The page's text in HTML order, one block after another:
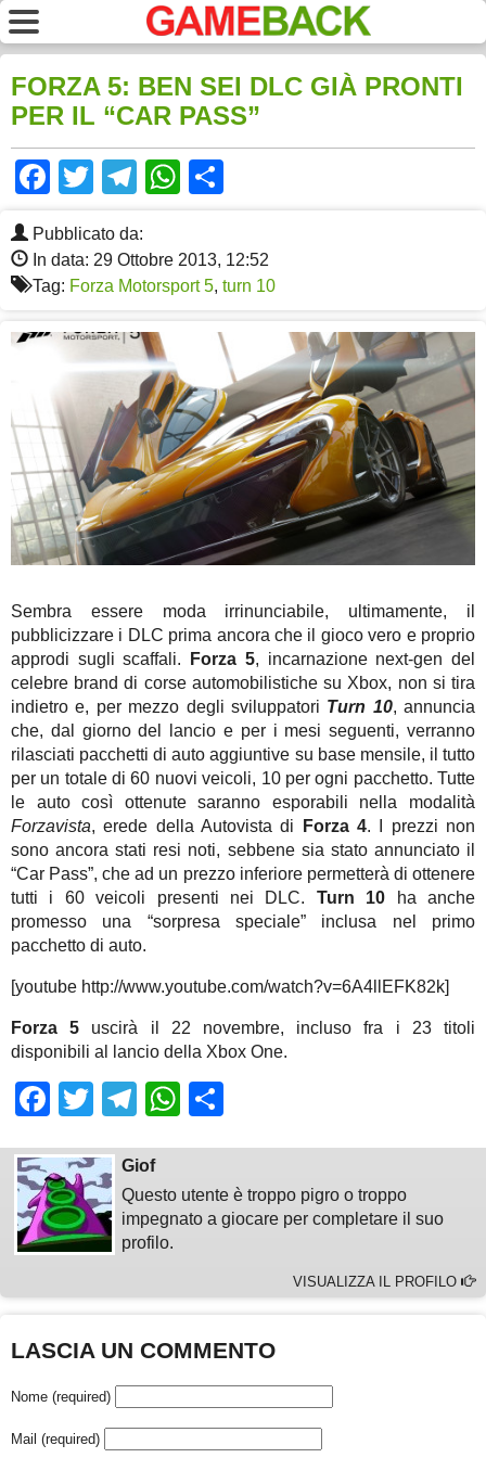
FORZA 5: BEN SEI DLC GIÀ PRONTI
PER IL “CAR PASS”
Facebook
TwitterTelegram
WhatsApp
Pubblicato da:
In data: 29 Ottobre 2013, 12:52
Tag: Forza Motorsport 5, turn 10
Sembra essere moda irrinunciabile, ultimamente, il
pubblicizzare i DLC prima ancora che il gioco vero e proprio
approdi sugli scaffali.
Forza 5, incarnazione next-gen del
celebre brand di corse automobilistiche su Xbox, non si tira
indietro e, per mezzo degli sviluppatori Turn 10, annuncia
che, dal giorno del lancio e per i mesi seguenti, verranno
rilasciati pacchetti di auto aggiuntive su base mensile, il tutto
per un totale di 60 nuovi veicoli, 10 per ogni pacchetto. Tutte
le auto così ottenute saranno esporabili nella modalità
Forzavista, erede della Autovista di Forza 4. I prezzi non
sono ancora stati resi noti, sebbene sia stato annunciato il
“Car Pass”, che ad un prezzo inferiore permetterà di ottenere
tutti i 60 veicoli presenti nei DLC. Turn 10 ha anche
promesso una “sorpresa speciale” inclusa nel primo
pacchetto di auto.
[youtube http://www.youtube.com/watch?v=6A4llEFK82k]
Forza 5 uscirà il 22 novembre, incluso fra i 23 titoli
disponibili al lancio della Xbox One.
Facebook
TwitterTelegram
WhatsApp
Giof
Questo utente è troppo pigro o troppo
impegnato a giocare per completare il suo
profilo.
VISUALIZZA IL PROFILO
LASCIA UN COMMENTO
Nome (required)
Mail (required)